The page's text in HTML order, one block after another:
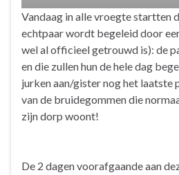
Vandaag in alle vroegte startten
echtpaar wordt begeleid door
wel al officieel getrouwd is): de
en die zullen hun de hele dag
jurken aan/gister nog het laatste
van de bruidegommen die
zijn dorp woont!
De 2 dagen voorafgaande aan